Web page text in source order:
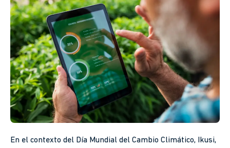
En el contexto del Día Mundial del Cambio Climático, Ikusi,